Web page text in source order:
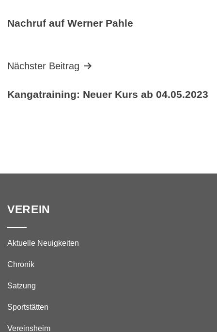
Nachruf auf Werner Pahle
Nächster Beitrag
Kangatraining: Neuer Kurs ab 04.05.2023
VEREIN
Aktuelle Neuigkeiten
Chronik
Satzung
Sportstätten
Vereinsheim